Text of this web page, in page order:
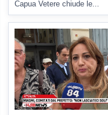
6 AGOSTO 2026 ATTUALITÀ
Miasmi, Comitati dal
lasciateci soli
Comitati dal Prefetto
rendere noto il flash...